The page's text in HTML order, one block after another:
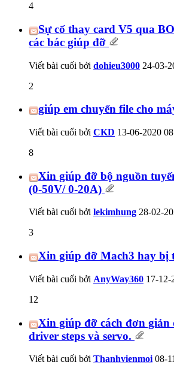
4
Sự cố thay card V5 qua
các bác giúp đỡ
Viết bài cuối bởi dohieu3000 24-03-
2
giúp em chuyển file cho
Viết bài cuối bởi CKD 13-06-2020
8
Xin giúp đỡ bộ nguồn
(0-50V/ 0-20A)
Viết bài cuối bởi lekimhung 28-02-
3
Xin giúp đỡ Mach3 hay bị
Viết bài cuối bởi AnyWay360 17-12-
12
Xin giúp đỡ cách đơn giản
driver steps và servo.
Viết bài cuối bởi Thanhvienmoi 08-